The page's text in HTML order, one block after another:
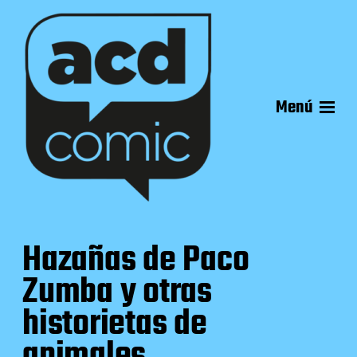
Menú
Hazañas de Paco
Zumba y otras
historietas de